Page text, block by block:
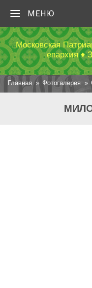
МЕНЮ
Московская
епархия ♦
Главная Фотогалерея